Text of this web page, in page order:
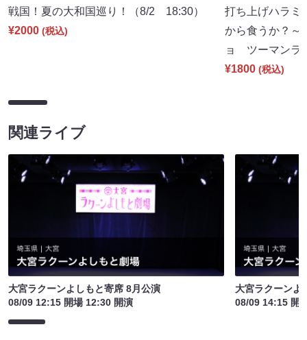
戦国！夏の大和国巡り！（8/2 18:30）
¥2000 (税込)
打ち上げハラミ
から食うか？～
ョ ツーマンラ
¥1800 (税込)
関連ライブ
大宮ラクーンよしもと寄席 8月公演
08/09 12:15 開場 12:30 開演
大宮ラクーンよ
08/09 14:15 開